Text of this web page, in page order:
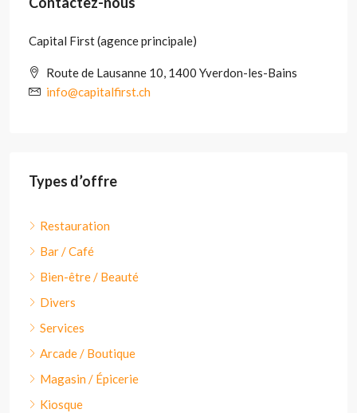
Capital First (agence principale)
Route de Lausanne 10, 1400 Yverdon-les-Bains
info@capitalfirst.ch
Types d’offre
Restauration
Bar / Café
Bien-être / Beauté
Divers
Services
Arcade / Boutique
Magasin / Épicerie
Kiosque